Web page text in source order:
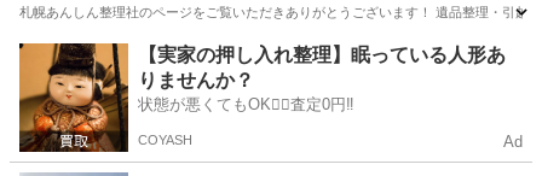
札幌あんしん整理社のページをご覧いただきありがとうございます！ 遺品整理・引
北海道 札幌市 麻生駅 便利屋 無料
【実家の押し入れ整理】眠っている人形あ
りませんか？
状態が悪くてもOK🙆‍♀️査定0円‼️
COYASH Ad